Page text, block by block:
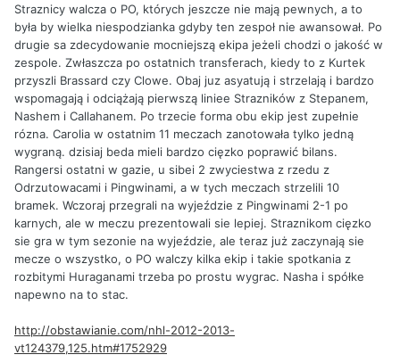
Straznicy walcza o PO, których jeszcze nie mają pewnych, a to
była by wielka niespodzianka gdyby ten zespoł nie awansował. Po
drugie sa zdecydowanie mocniejszą ekipa jeżeli chodzi o jakość w
zespole. Zwłaszcza po ostatnich transferach, kiedy to z Kurtek
przyszli Brassard czy Clowe. Obaj juz asyatują i strzelają i bardzo
wspomagają i odciążają pierwszą liniee Strazników z Stepanem,
Nashem i Callahanem. Po trzecie forma obu ekip jest zupełnie
rózna. Carolia w ostatnim 11 meczach zanotowała tylko jedną
wygraną. dzisiaj beda mieli bardzo cięzko poprawić bilans.
Rangersi ostatni w gazie, u sibei 2 zwyciestwa z rzedu z
Odrzutowacami i Pingwinami, a w tych meczach strzelili 10
bramek. Wczoraj przegrali na wyjeździe z Pingwinami 2-1 po
karnych, ale w meczu prezentowali sie lepiej. Straznikom cięzko
sie gra w tym sezonie na wyjeździe, ale teraz już zaczynają sie
mecze o wszystko, o PO walczy kilka ekip i takie spotkania z
rozbitymi Huraganami trzeba po prostu wygrac. Nasha i spółke
napewno na to stac.
http://obstawianie.com/nhl-2012-2013-
vt124379,125.htm#1752929